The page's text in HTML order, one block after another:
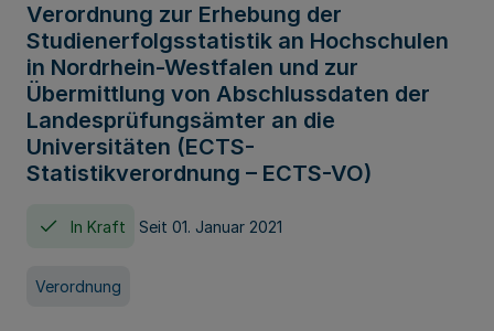
Verordnung zur Erhebung der
Studienerfolgsstatistik an Hochschulen
in Nordrhein-Westfalen und zur
Übermittlung von Abschlussdaten der
Landesprüfungsämter an die
Universitäten (ECTS-
Statistikverordnung – ECTS-VO)
In Kraft Seit 01. Januar 2021
Verordnung